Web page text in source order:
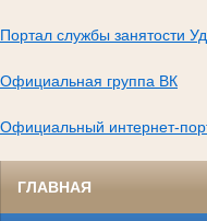
Портал службы занятости
Официальная группа ВК
Официальный интернет-
ГЛАВНАЯ